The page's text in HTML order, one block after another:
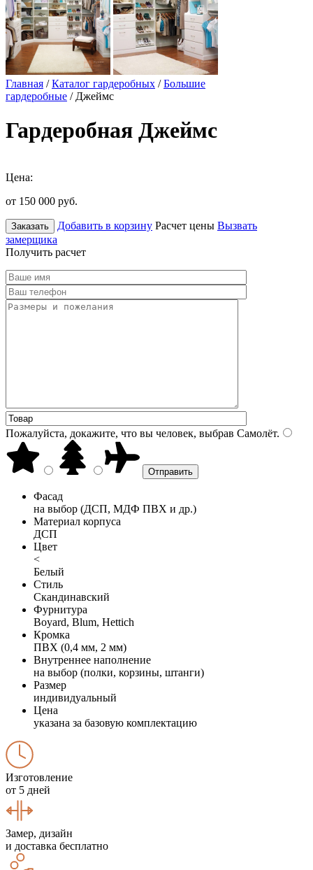
Главная /Каталог гардеробных /Большие
гардеробные / Джеймс
Гардеробная Джеймс
Цена:
от 150 000 руб.
Заказать Добавить в корзину Расчет цены Вызвать
замерщика
Получить расчет
Пожалуйста, докажите, что вы человек, выбрав Самолёт.
Фасад
на выбор (ДСП, МДФ ПВХ и др.)
Материал корпуса
ДСП
Цвет
<
Белый
Стиль
Скандинавский
Фурнитура
Boyard, Blum, Hettich
Кромка
ПВХ (0,4 мм, 2 мм)
Внутреннее наполнение
на выбор (полки, корзины, штанги)
Размер
индивидуальный
Цена
указана за базовую комплектацию
Изготовление
от 5 дней
Замер, дизайн
и доставка бесплатно